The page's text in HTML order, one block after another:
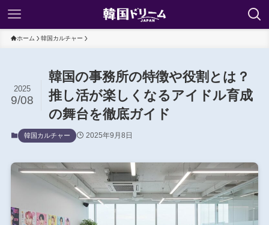
ホーム 韓国カルチャー
韓国の事務所の特徴や役割とは？
推し活が楽しくなるアイドル育成
の舞台を徹底ガイド
2025
9/08
韓国カルチャー 2025年9月8日